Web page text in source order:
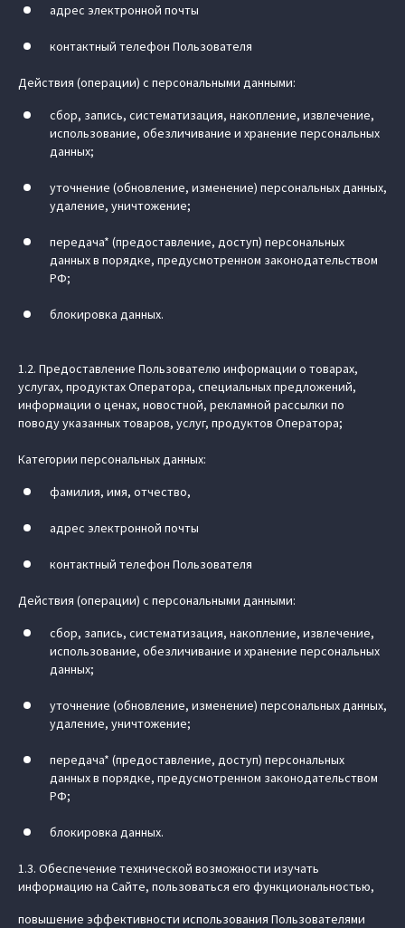
адрес электронной почты
контактный телефон Пользователя
Действия (операции) с персональными данными:
сбор, запись, систематизация, накопление, извлечение,
использование, обезличивание и хранение персональных
данных;
уточнение (обновление, изменение) персональных данных,
удаление, уничтожение;
передача* (предоставление, доступ) персональных
данных в порядке, предусмотренном законодательством
РФ;
блокировка данных.
1.2. Предоставление Пользователю информации о товарах,
услугах, продуктах Оператора, специальных предложений,
информации о ценах, новостной, рекламной рассылки по
поводу указанных товаров, услуг, продуктов Оператора;
Категории персональных данных:
фамилия, имя, отчество,
адрес электронной почты
контактный телефон Пользователя
Действия (операции) с персональными данными:
сбор, запись, систематизация, накопление, извлечение,
использование, обезличивание и хранение персональных
данных;
уточнение (обновление, изменение) персональных данных,
удаление, уничтожение;
передача* (предоставление, доступ) персональных
данных в порядке, предусмотренном законодательством
РФ;
блокировка данных.
1.3. Обеспечение технической возможности изучать
информацию на Сайте, пользоваться его функциональностью,
повышение эффективности использования Пользователями